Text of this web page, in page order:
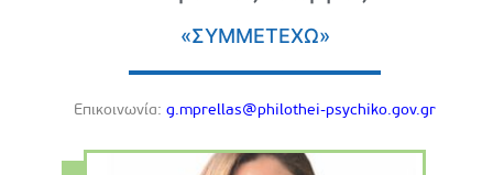
«ΣΥΜΜΕΤΕΧΩ»
Eπικοινωνία: g.mprellas@philothei-psychiko.gov.gr